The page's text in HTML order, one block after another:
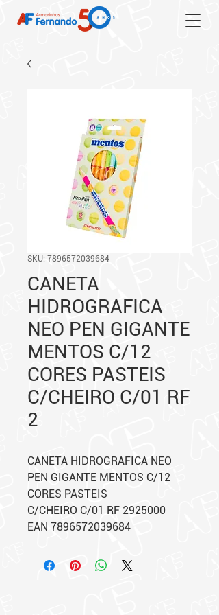
SKU: 7896572039684
CANETA
HIDROGRAFICA
NEO PEN GIGANTE
MENTOS C/12
CORES PASTEIS
C/CHEIRO C/01 RF
2
CANETA HIDROGRAFICA NEO
PEN GIGANTE MENTOS C/12
CORES PASTEIS
C/CHEIRO C/01 RF 2925000
EAN 7896572039684